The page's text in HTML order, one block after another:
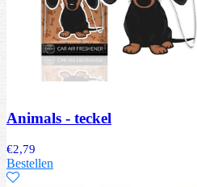
Animals - teckel
€2,79
Bestellen